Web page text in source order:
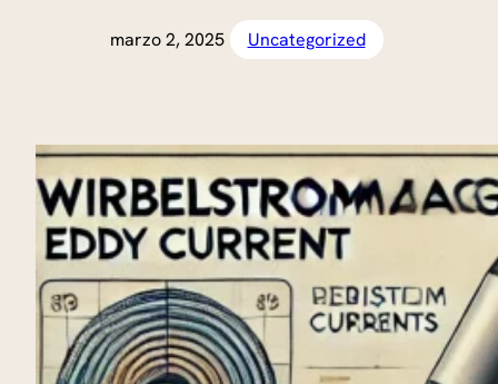
marzo 2, 2025 Uncategorized